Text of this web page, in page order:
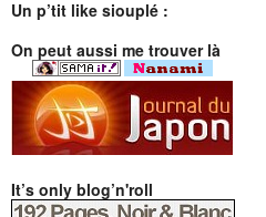
Un p’tit like siouplé :
On peut aussi me trouver là
It’s only blog’n'roll